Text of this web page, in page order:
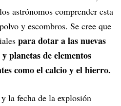
astrónomos comprender esta
y escombros. Se cree que
para dotar a las nuevas
planetas de elementos
como el calcio y el hierro.
la fecha de la explosión